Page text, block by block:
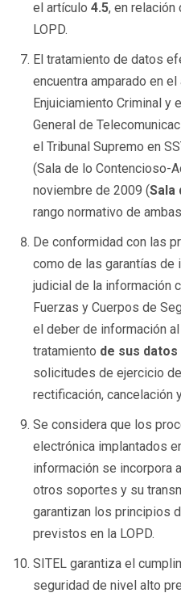
el artículo 4.5, en relación
LOPD.
El tratamiento de datos
encuentra amparado en el
Enjuiciamiento Criminal y
General de
el Tribunal Supremo en
(Sala de lo Contencioso-
noviembre de 2009 (Sala
rango normativo de
De conformidad con las
como de las garantías de
judicial de la información
Fuerzas y Cuerpos de
el deber de información
tratamiento de sus datos
solicitudes de ejercicio
rectificación, cancelación
Se considera que los
electrónica implantados
información se incorpora
otros soportes y su
garantizan los principios
previstos en la LOPD.
SITEL garantiza el
seguridad de nivel alto